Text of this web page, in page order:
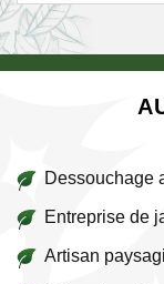
Dessouchage
Entreprise de
Artisan